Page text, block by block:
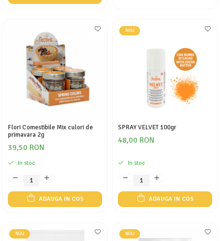
Flori Comestibile Mix culori de
primavara 2g
39,50 RON
In stoc
ADAUGA IN COS
NOU
SPRAY VELVET 100gr
48,00 RON
In stoc
ADAUGA IN COS
NOU NOU